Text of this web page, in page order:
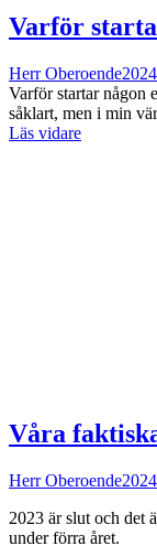
Varför
Herr Oberoende
Varför startar någon
såklart, men i min
Läs vidare
Våra
Herr Oberoende
2023 är slut och det
under förra året.